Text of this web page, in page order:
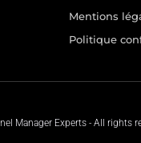
Mentions
Politique
Manager Experts - All rights